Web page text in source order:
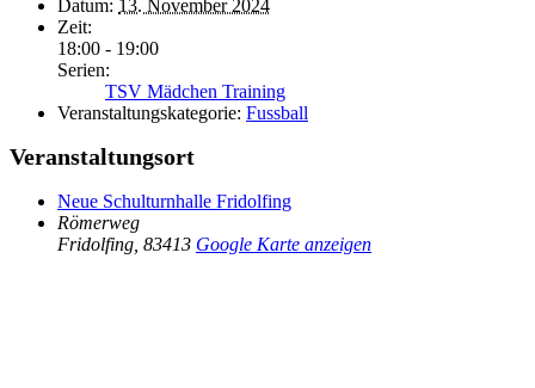
Datum: 13. November 2024
Zeit:
18:00 - 19:00
Serien:
TSV Mädchen Training
Veranstaltungskategorie: Fussball
Veranstaltungsort
Neue Schulturnhalle Fridolfing
Römerweg
Fridolfing 83413 Google Karte anzeigen